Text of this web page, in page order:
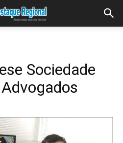
Sociedade